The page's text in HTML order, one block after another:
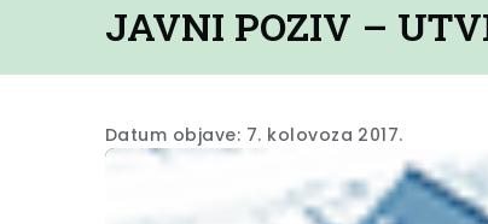
JAVNI POZIV –
Datum objave: 7. kolovoza 2017.